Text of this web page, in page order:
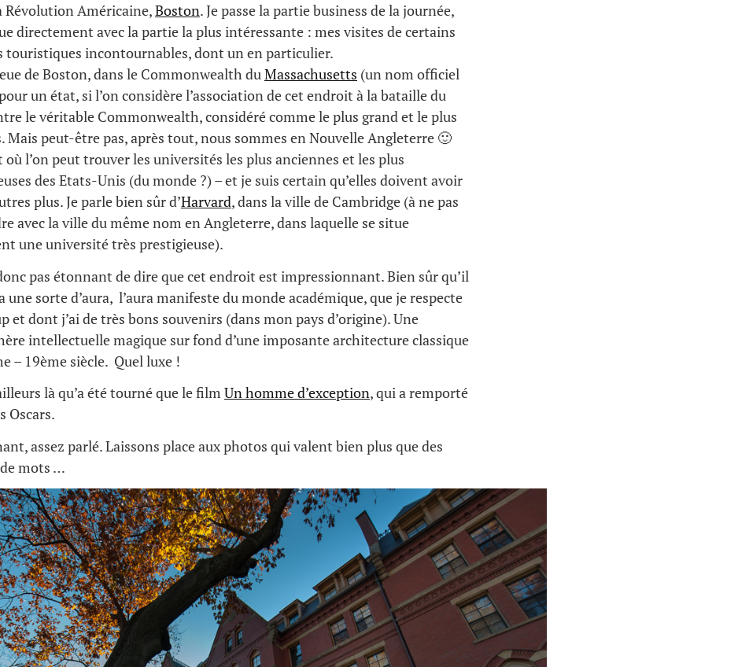
Révolution Américaine,Boston. Je passe la partie business de la journée,
directement avec la partie la plus intéressante : mes visites de certains
touristiques incontournables, dont un en particulier.
de Boston, dans le Commonwealth duMassachusetts (un nom officiel
un état, si l’on considère l’association de cet endroit à la bataille du
le véritable Commonwealth, considéré comme le plus grand et le plus
Mais peut-être pas, après tout, nous sommes en Nouvelle Angleterre 🙂
où l’on peut trouver les universités les plus anciennes et les plus
des Etats-Unis (du monde ?) – et je suis certain qu’elles doivent avoir
plus. Je parle bien sûr d’Harvard, dans la ville de Cambridge (à ne pas
avec la ville du même nom en Angleterre, dans laquelle se situe
une université très prestigieuse).
pas étonnant de dire que cet endroit est impressionnant. Bien sûr qu’il
une sorte d’aura, l’aura manifeste du monde académique, que je respecte
et dont j’ai de très bons souvenirs (dans mon pays d’origine). Une
intellectuelle magique sur fond d’une imposante architecture classique
– 19ème siècle. Quel luxe !
là qu’a été tourné que le film Un homme d’exception, qui a remporté
Oscars.
assez parlé. Laissons place aux photos qui valent bien plus que des
mots …